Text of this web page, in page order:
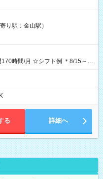
日に現金GET♪ お仕事後はコン
り駅：金山駅）
ト例 ＊8/15～
00 17：00～21：00 ＊8/31
！ 12：00～16：00 ＊9/6～
る 詳細へ